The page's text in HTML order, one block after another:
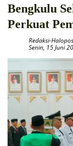
Bengkulu
Perkuat
Redaksi-Halopos
Senin, 15 Juni